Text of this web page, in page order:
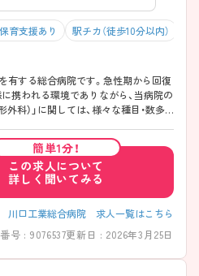
育支援あり 駅チカ（徒歩10分以内）
有する総合病院です。急性期から回復
携われる環境でありながら、当病院の
科）」に関しては、様々な種目・数多
、特におすすめな職場環境です◎中途
いるので、新たな職場でのスタート
く、充実した福利厚生・高水準の給与
興味ある方には、面接対策ポイントな
のでお気軽にご相談ください。
簡単1分！
この求人について
詳しく聞いてみる
川口工業総合病院 求人一覧はこちら
号 : 9076537更新日 : 2026年3月25日